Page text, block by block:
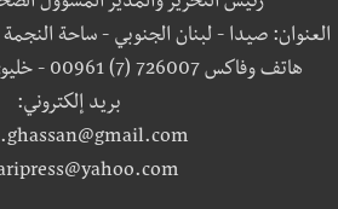
العنوان: صيدا - لبنان الجنوبي - ساحة النجمة
هاتف وفاكس 726007 (7) 00961 - خليوي 226013 (3) 00961
بريد إلكتروني: